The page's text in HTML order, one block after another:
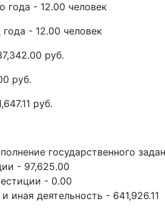
года - 12.00 человек
- 12.00 человек
руб.
руб.
руб.
государственного
- 97,625.00
- 0.00
иная деятельность - 641,926.11